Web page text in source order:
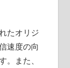
たオリジ
速度の向
また、